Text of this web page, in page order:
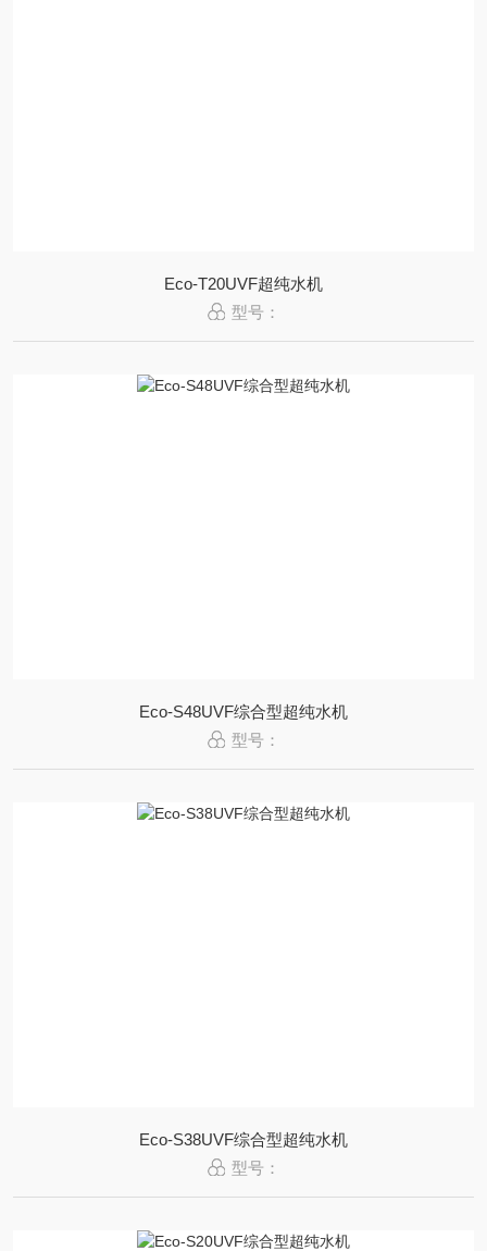
Eco-T20UVF超纯水机
型号：
Eco-S48UVF综合型超纯水机
型号：
Eco-S38UVF综合型超纯水机
型号：